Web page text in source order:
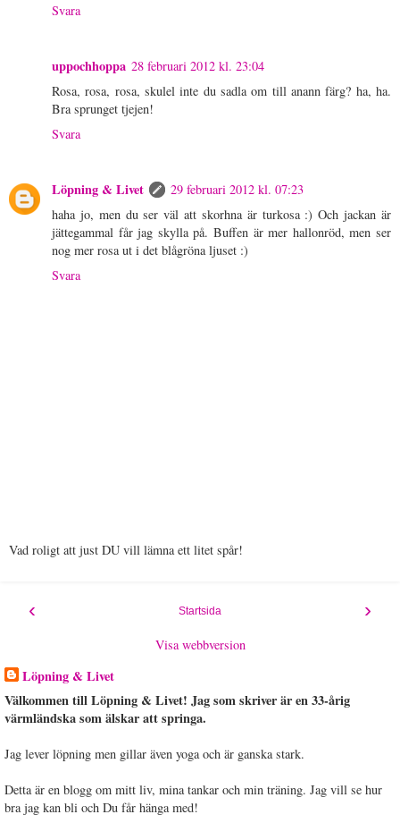
Svara
uppochhoppa 28 februari 2012 kl. 23:04
Rosa, rosa, rosa, skulel inte du sadla om till anann färg? ha, ha.
Bra sprunget tjejen!
Svara
Löpning & Livet
29 februari 2012 kl. 07:23
haha jo, men du ser väl att skorhna är turkosa :) Och jackan är
jättegammal får jag skylla på. Buffen är mer hallonröd, men ser
nog mer rosa ut i det blågröna ljuset :)
Svara
Vad roligt att just DU vill lämna ett litet spår!
‹ ›
Startsida
Visa webbversion
Löpning & Livet
Välkommen till Löpning & Livet! Jag som skriver är en 33-årig
värmländska som älskar att springa.
Jag lever löpning men gillar även yoga och är ganska stark.
Detta är en blogg om mitt liv, mina tankar och min träning. Jag vill se hur
bra jag kan bli och Du får hänga med!